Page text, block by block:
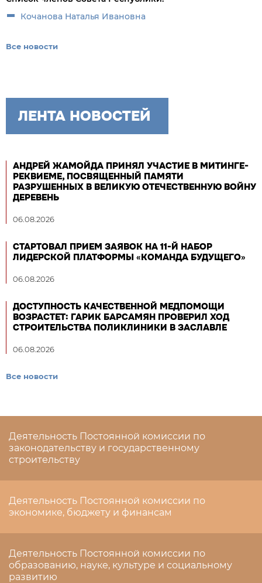
Кочанова Наталья Ивановна
Все новости
ЛЕНТА НОВОСТЕЙ
АНДРЕЙ ЖАМОЙДА ПРИНЯЛ УЧАСТИЕ В МИТИНГЕ-
РЕКВИЕМЕ, ПОСВЯЩЕННЫЙ ПАМЯТИ
РАЗРУШЕННЫХ В ВЕЛИКУЮ ОТЕЧЕСТВЕННУЮ ВОЙНУ
ДЕРЕВЕНЬ
06.08.2026
СТАРТОВАЛ ПРИЕМ ЗАЯВОК НА 11-Й НАБОР
ЛИДЕРСКОЙ ПЛАТФОРМЫ «КОМАНДА БУДУЩЕГО»
06.08.2026
ДОСТУПНОСТЬ КАЧЕСТВЕННОЙ МЕДПОМОЩИ
ВОЗРАСТЕТ: ГАРИК БАРСАМЯН ПРОВЕРИЛ ХОД
СТРОИТЕЛЬСТВА ПОЛИКЛИНИКИ В ЗАСЛАВЛЕ
06.08.2026
Все новости
Деятельность Постоянной комиссии по
законодательству и государственному
строительству
Деятельность Постоянной комиссии по
экономике, бюджету и финансам
Деятельность Постоянной комиссии по
образованию, науке, культуре и социальному
развитию